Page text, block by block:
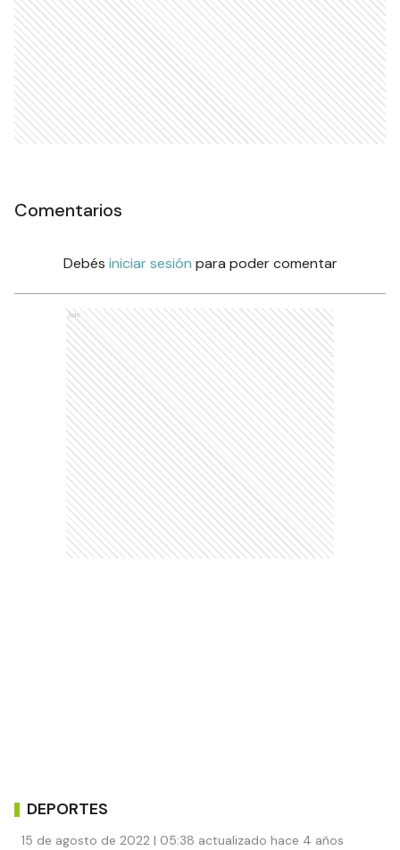
Comentarios
Debés iniciar sesión para poder comentar
Ads
DEPORTES
15 de agosto de 2022 | 05:38 actualizado hace 4 años